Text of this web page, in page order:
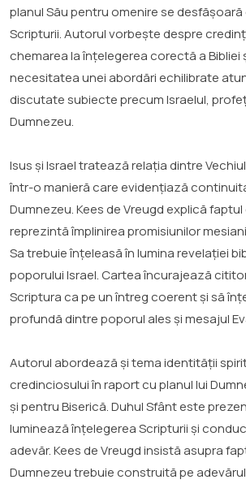
planul Său pentru omenire se
Scripturii. Autorul vorbește despre
chemarea la înțelegerea corectă a Bibliei
necesitatea unei abordări echilibrate
discutate subiecte precum Israelul,
Dumnezeu.
Isus și Israel tratează relația dintre
într-o manieră care evidențiază
Dumnezeu. Kees de Vreugd explică
reprezintă împlinirea promisiunilor
Sa trebuie înțeleasă în lumina revelației
poporului Israel. Cartea încurajează
Scriptura ca pe un întreg coerent și să
profundă dintre poporul ales și mesajul
Autorul abordează și tema identității
credinciosului în raport cu planul lui
și pentru Biserică. Duhul Sfânt este
luminează înțelegerea Scripturii și
adevăr. Kees de Vreugd insistă asupra
Dumnezeu trebuie construită pe